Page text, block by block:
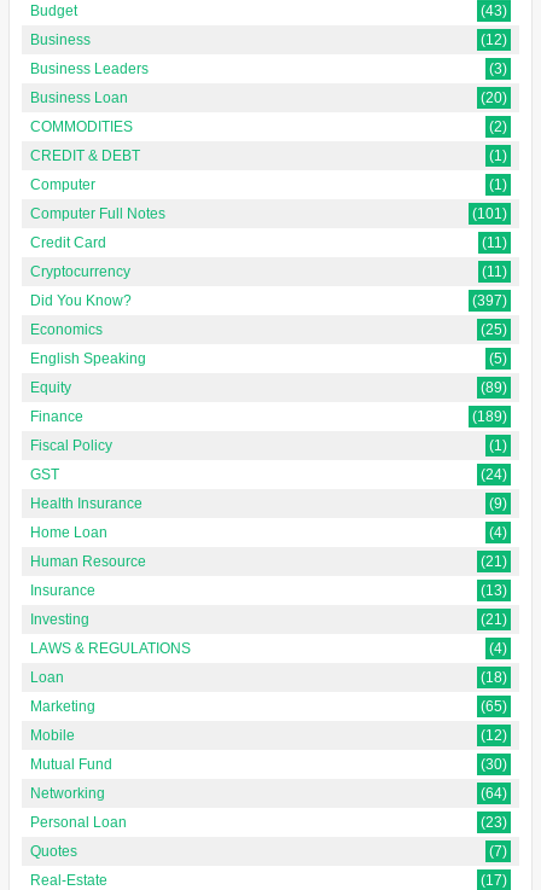
Budget
(43)
Business
(12)
Business Leaders
(3)
Business Loan
(20)
COMMODITIES
(2)
CREDIT & DEBT
(1)
Computer
(1)
Computer Full Notes
(101)
Credit Card
(11)
Cryptocurrency
(11)
Did You Know?
(397)
Economics
(25)
English Speaking
(5)
Equity
(89)
Finance
(189)
Fiscal Policy
(1)
GST
(24)
Health Insurance
(9)
Home Loan
(4)
Human Resource
(21)
Insurance
(13)
Investing
(21)
LAWS & REGULATIONS
(4)
Loan
(18)
Marketing
(65)
Mobile
(12)
Mutual Fund
(30)
Networking
(64)
Personal Loan
(23)
Quotes
(7)
Real-Estate
(17)